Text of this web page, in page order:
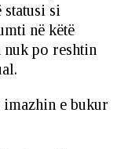
si
në këtë
nuk po reshtin